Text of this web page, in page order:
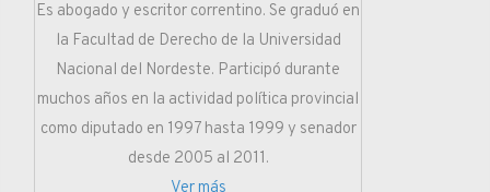
Es abogado y escritor correntino. Se graduó en
la Facultad de Derecho de la Universidad
Nacional del Nordeste. Participó durante
muchos años en la actividad política provincial
como diputado en 1997 hasta 1999 y senador
desde 2005 al 2011.